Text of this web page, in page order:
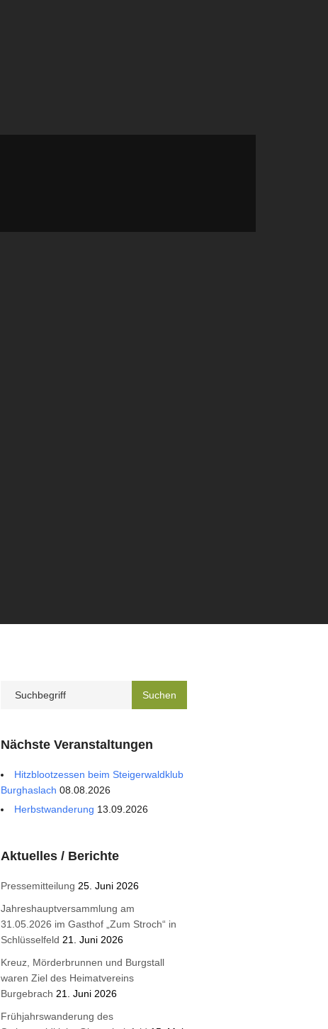
Nächste Veranstaltungen
Hitzblootzessen beim Steigerwaldklub
Burghaslach 08.08.2026
Herbstwanderung 13.09.2026
Aktuelles / Berichte
Pressemitteilung 25. Juni 2026
Jahreshauptversammlung am
31.05.2026 im Gasthof „Zum Stroch“ in
Schlüsselfeld 21. Juni 2026
Kreuz, Mörderbrunnen und Burgstall
waren Ziel des Heimatvereins
Burgebrach 21. Juni 2026
Frühjahrswanderung des